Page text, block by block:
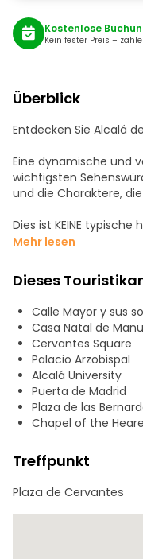
Kostenlose
Kein fester Preis –
Überblick
Entdecken Sie Alcalá
Eine dynamische und
wichtigsten
und die Charaktere,
Dies ist KEINE
Mit den Augen eines
Schauspielerische
Interaktive Spiele und
Visuelles Material:
- Was wir besuchen
Plaza de Cervantes
Universität von Alcalá
Hauptstraße
Cervantes'
Das Haus von Manuel
Erzbischöflicher Palast
Kathedrale-Magistrale.
Das Tor zu Madrid
Kommen Sie und
Mehr lesen
Dieses
Calle Mayor y sus
Casa Natal de
Cervantes Square
Palacio Arzobispal
Alcalá University
Puerta de Madrid
Plaza de las
Chapel of the
Treffpunkt
Plaza de Cervantes